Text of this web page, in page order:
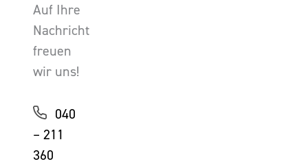
Auf Ihre
Nachricht
freuen
wir uns!
040
– 211
360